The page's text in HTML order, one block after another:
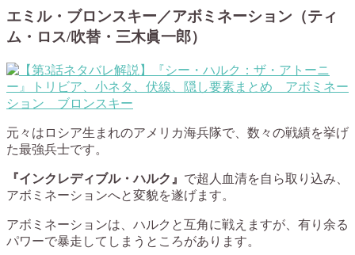
エミル・ブロンスキー／アボミネーション（ティ
ム・ロス/吹替・三木眞一郎）
元々はロシア生まれのアメリカ海兵隊で、数々の戦績を挙げ
た最強兵士です。
『インクレディブル・ハルク』 で超人血清を自ら取り込み、
アボミネーションへと変貌を遂げます。
アボミネーションは、ハルクと互角に戦えますが、有り余る
パワーで暴走してしまうところがあります。